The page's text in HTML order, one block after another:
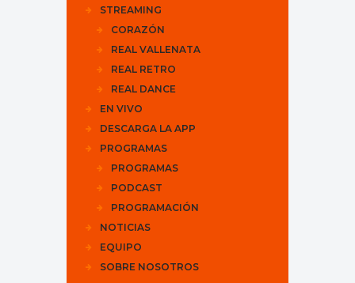
STREAMING
CORAZÓN
REAL VALLENATA
REAL RETRO
REAL DANCE
EN VIVO
DESCARGA LA APP
PROGRAMAS
PROGRAMAS
PODCAST
PROGRAMACIÓN
NOTICIAS
EQUIPO
SOBRE NOSOTROS